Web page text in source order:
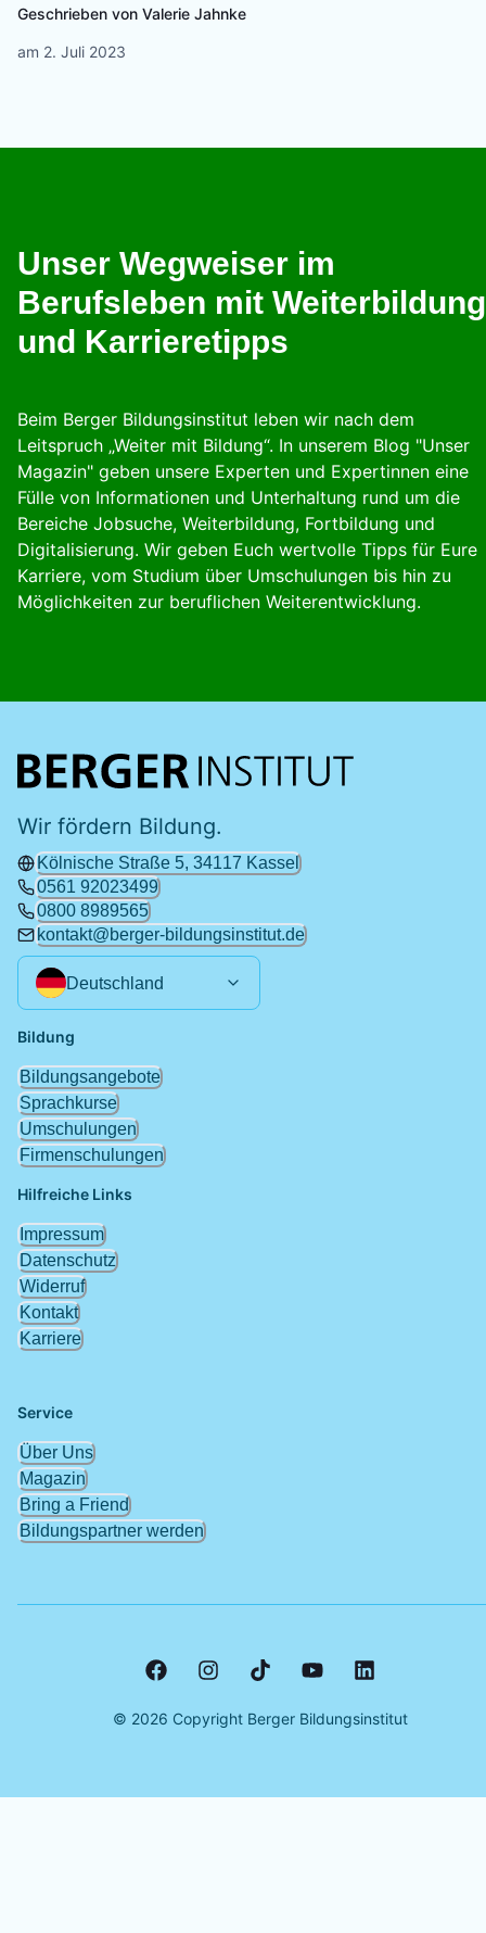
Geschrieben von Valerie Jahnke
am 2. Juli 2023
Unser Wegweiser im
Berufsleben mit Weiterbildung
und Karrieretipps
Beim Berger Bildungsinstitut leben wir nach dem
Leitspruch „Weiter mit Bildung“. In unserem Blog "Unser
Magazin" geben unsere Experten und Expertinnen eine
Fülle von Informationen und Unterhaltung rund um die
Bereiche Jobsuche, Weiterbildung, Fortbildung und
Digitalisierung. Wir geben Euch wertvolle Tipps für Eure
Karriere, vom Studium über Umschulungen bis hin zu
Möglichkeiten zur beruflichen Weiterentwicklung.
Wir fördern Bildung.
Kölnische Straße 5, 34117 Kassel
0561 92023499
0800 8989565
kontakt@berger-bildungsinstitut.de
Deutschland
Hilfreiche Links
Impressum
Datenschutz
Widerruf
Kontakt
Karriere
Service
Über Uns
Magazin
Bring a Friend
Bildungspartner werden
Bildung
Bildungsangebote
Sprachkurse
Umschulungen
Firmenschulungen
© 2026 Copyright Berger Bildungsinstitut